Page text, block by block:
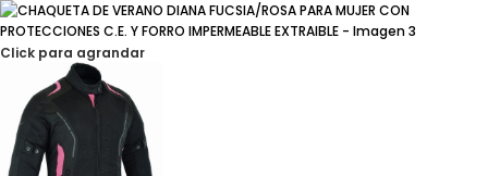
Click para agrandar